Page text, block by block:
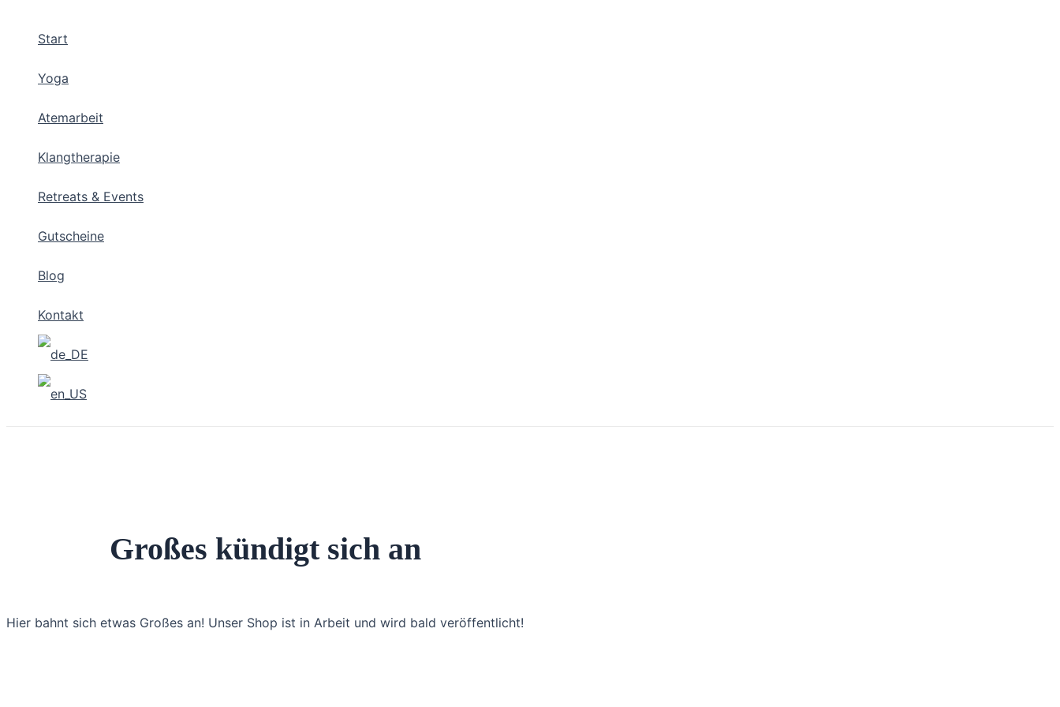
Start
Yoga
Atemarbeit
Klangtherapie
Retreats & Events
Gutscheine
Blog
Kontakt
Großes kündigt sich an
Hier bahnt sich etwas Großes an! Unser Shop ist in Arbeit und wird bald veröffentlicht!